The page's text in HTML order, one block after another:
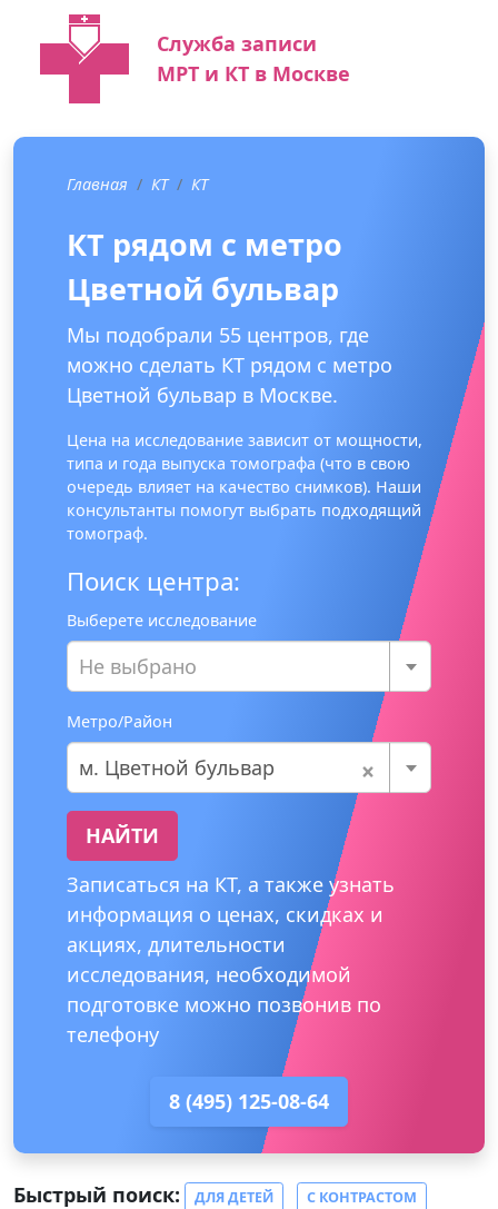
Служба записи
МРТ и КТ в Москве
Главная КТ КТ
КТ рядом с метро
Цветной бульвар
Мы подобрали 55 центров, где
можно сделать КТ рядом с метро
Цветной бульвар в Москве.
Цена на исследование зависит от мощности,
типа и года выпуска томографа (что в свою
очередь влияет на качество снимков). Наши
консультанты помогут выбрать подходящий
томограф.
Поиск центра:
Выберете исследование
Не выбрано
Метро/Район
×
м. Цветной бульвар
НАЙТИ
Записаться на КТ, а также узнать
информация о ценах, скидках и
акциях, длительности
исследования, необходимой
подготовке можно позвонив по
телефону
8 (495) 125-08-64
Быстрый поиск: ДЛЯ ДЕТЕЙ
С КОНТРАСТОМ